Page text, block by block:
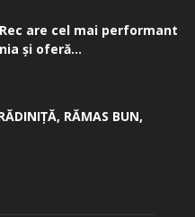
are cel mai performant
și oferă...
­RĂMAS BUN,